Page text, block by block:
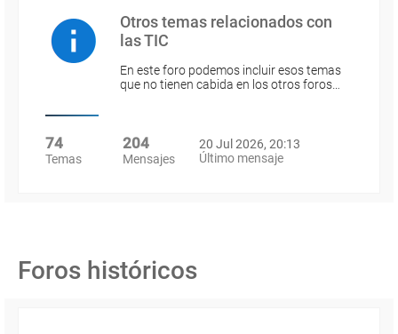
Otros temas relacionados con
las TIC
En este foro podemos incluir esos temas
que no tienen cabida en los otros foros…
74
Temas
204
Mensajes
20 Jul 2026, 20:13
Último mensaje
Foros históricos